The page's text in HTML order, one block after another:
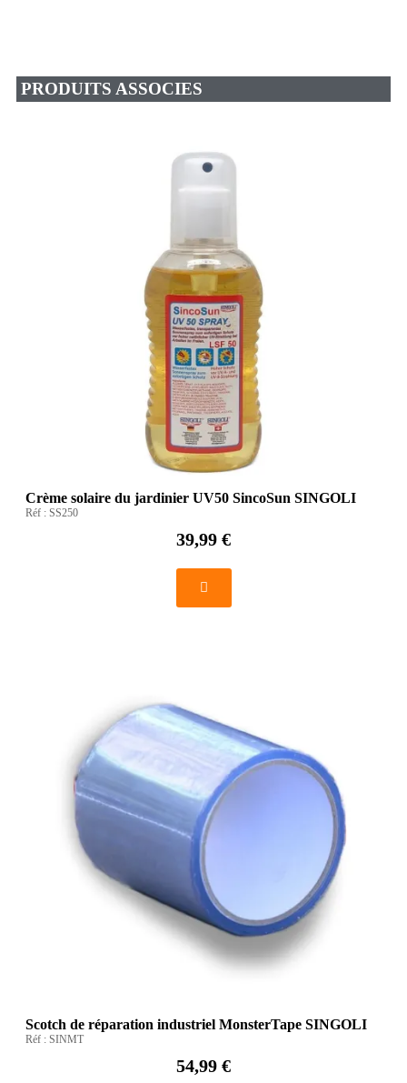
PRODUITS ASSOCIES
Crème solaire du jardinier UV50 SincoSun SINGOLI
Réf : SS250
39,99 €
Scotch de réparation industriel MonsterTape SINGOLI
Réf : SINMT
54,99 €